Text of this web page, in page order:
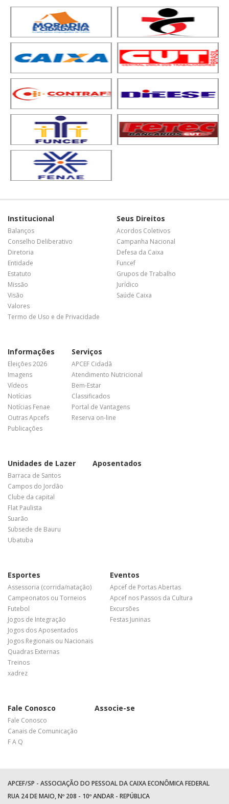
Institucional
Balanços
Conselho Deliberativo
Diretoria
Entidade
Estatuto
Missão
Visão
Valores
Termo de Uso e de Privacidade
Seus Direitos
Acordos Coletivos
Campanha Nacional
Defesa da Caixa
Funcef
Grupos de Trabalho
Jurídico
Saúde Caixa
Informações
Eleições 2026
Imagens
Vídeos
Notícias
Notícias Fenae
Outras Apcefs
Publicações
Serviços
APCEF Cidadã
Atendimento Nutricional
Bem-Estar
Classificados
Portal de Vantagens
Reserva on-line
Unidades de Lazer
Barraca de Santos
Campos do Jordão
Clube da capital
Flat Paulista
Suarão
Subsede de Bauru
Ubatuba
Aposentados
Esportes
Assessoria (corrida/natação)
Campeonatos ou Torneios
Futebol
Jogos de Integração
Jogos dos Aposentados
Jogos Regionais ou Nacionais
Quadras Externas
Treinos
xadrez
Eventos
Apcef de Portas Abertas
Apcef nos Passos da Cultura
Excursões
Festas Juninas
Fale Conosco
Fale Conosco
Canais de Comunicação
F A Q
Associe-se
APCEF/SP - ASSOCIAÇÃO DO PESSOAL DA CAIXA ECONÔMICA FEDERAL
RUA 24 DE MAIO, Nº 208 - 10º ANDAR - REPÚBLICA